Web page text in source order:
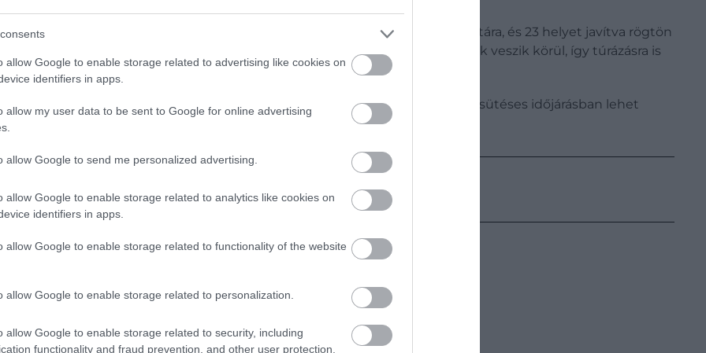
allow Google to enable storage related to advertising like cookies on
identifiers in apps.
allow my user data to be sent to Google for online advertising
allow Google to send me personalized advertising.
allow Google to enable storage related to analytics like cookies on
identifiers in apps.
allow Google to enable storage related to functionality of the website
allow Google to enable storage related to personalization.
allow Google to enable storage related to security, including
functionality and fraud prevention, and other user protection.
szigetén található, gyönyörű
, amely négy év után tért vissza a listára, és 23 helyet javítva rögtön
és kristálytiszta, meleg vizéről ismert strandot cédrusfákból álló erdők veszik körül, így túrázásra is
vagy szeptemberben érkeznünk, amikor hasonlóan meleg és napsütéses időjárásban lehet
egyetlen épületet találunk